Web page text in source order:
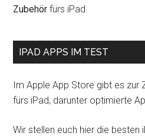
Zubehör fürs iPad.
IPAD APPS IM TEST
Im Apple App Store gibt es zur
fürs iPad, darunter optimierte
Wir stellen euch hier die besten